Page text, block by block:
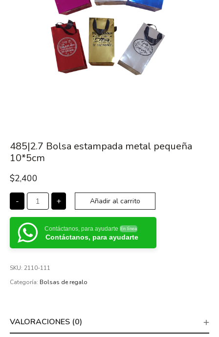
485|2.7 Bolsa estampada metal pequeña
10*5cm
$2,400
- + Añadir al carrito
Contáctanos, para ayudarte En línea
Contáctanos, para ayudarte
SKU: 2110-111
Categoría: Bolsas de regalo
VALORACIONES (0)